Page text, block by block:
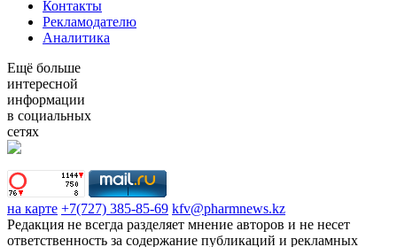
Контакты
Рекламодателю
Аналитика
Ещё больше
интересной
информации
в социальных
сетях
на карте +7(727) 385-85-69 kfv@pharmnews.kz
Редакция не всегда разделяет мнение авторов и не несет
ответственность за содержание публикаций и рекламных